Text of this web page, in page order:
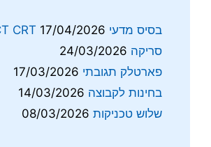
בסיס מדעי REACT CRT 17/04/2026
סריקה 24/03/2026
פארטלק תגובתי 17/03/2026
בחינות לקבוצה 14/03/2026
שלוש טכניקות 08/03/2026